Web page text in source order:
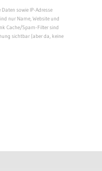
sowie IP-Adresse
nur Name, Website und
Cache/Spam-Filter sind
sichtbar (aber da, keine